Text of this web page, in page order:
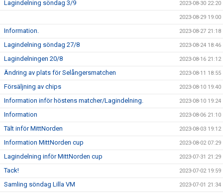
Lagindelning söndag 3/9 2023-08-30 22:20
2023-08-29 19:00
Information. 2023-08-27 21:18
Lagindelning söndag 27/8 2023-08-24 18:46
Lagindelningen 20/8 2023-08-16 21:12
Ändring av plats för Selångersmatchen 2023-08-11 18:55
Försäljning av chips 2023-08-10 19:40
Information inför höstens matcher/Lagindelning. 2023-08-10 19:24
Information 2023-08-06 21:10
Tält inför MittNorden 2023-08-03 19:12
Information MittNorden cup 2023-08-02 07:29
Lagindelning inför MittNorden cup 2023-07-31 21:29
Tack! 2023-07-02 19:59
Samling söndag Lilla VM 2023-07-01 21:34